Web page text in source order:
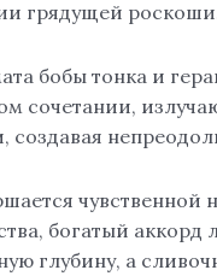
грядущей
бобы тонка и
сочетании,
создавая
чувственной
богатый аккорд
глубину, а